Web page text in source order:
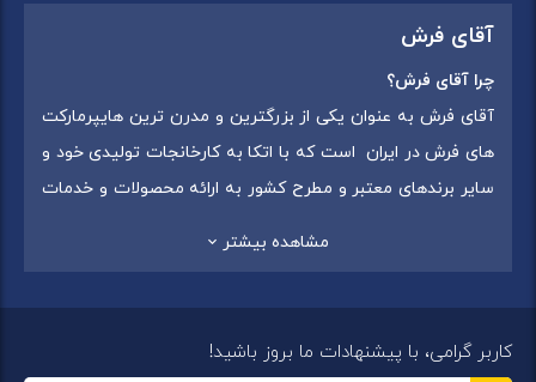
آقای فرش
چرا آقای فرش؟
آقای فرش به عنوان یکی از بزرگترین و مدرن ترین هایپرمارکت
های فرش در ایران است که با اتکا به کارخانجات تولیدی خود و
سایر برندهای معتبر و مطرح کشور به ارائه محصولات و خدمات
شهر:فردیس ) ، استان قزوین (شهر قزوین)
مشاهده بیشتر
کاربر گرامی، با پیشنهادات ما بروز باشید!